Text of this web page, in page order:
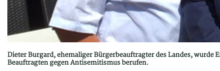
Dieter Burgard, ehemaliger Bürgerbeauftragter des Landes,
Beauftragten gegen Antisemitismus berufen.